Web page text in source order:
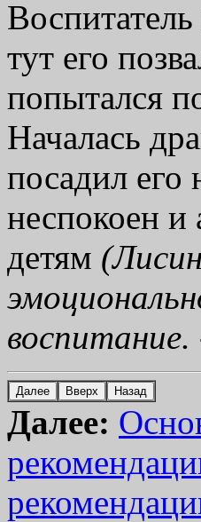
тут его
попытался
Началась
посадил его
неспокоен и
детям
Далее: